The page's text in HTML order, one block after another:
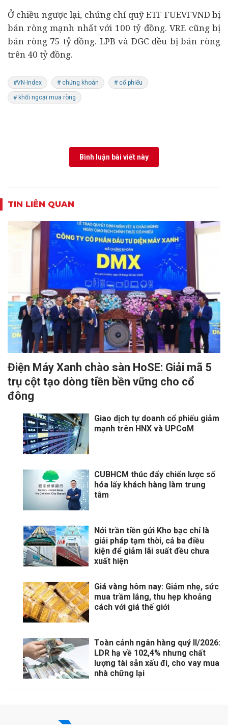
Ở chiều ngược lại, chứng chỉ quỹ ETF FUEVFVND bị
bán ròng mạnh nhất với 100 tỷ đồng. VRE cũng bị
bán ròng 75 tỷ đồng. LPB và DGC đều bị bán ròng
trên 40 tỷ đồng.
#VN-Index # chứng khoán # cổ phiếu
# khối ngoại mua ròng
Bình luận bài viết này
TIN LIÊN QUAN
Điện Máy Xanh chào sàn HoSE: Giải mã 5
trụ cột tạo dòng tiền bền vững cho cổ
đông
Giao dịch tự doanh cổ phiếu giảm
mạnh trên HNX và UPCoM
CUBHCM thúc đẩy chiến lược số
hóa lấy khách hàng làm trung
tâm
Nới trần tiền gửi Kho bạc chỉ là
giải pháp tạm thời, cả ba điều
kiện để giảm lãi suất đều chưa
xuất hiện
Giá vàng hôm nay: Giảm nhẹ, sức
mua trầm lắng, thu hẹp khoảng
cách với giá thế giới
Toàn cảnh ngân hàng quý II/2026:
LDR hạ về 102,4% nhưng chất
lượng tài sản xấu đi, cho vay mua
nhà chững lại